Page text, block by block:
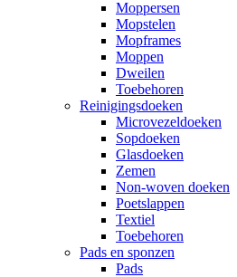
Moppersen
Mopstelen
Mopframes
Moppen
Dweilen
Toebehoren
Reinigingsdoeken
Microvezeldoeken
Sopdoeken
Glasdoeken
Zemen
Non-woven doeken
Poetslappen
Textiel
Toebehoren
Pads en sponzen
Pads